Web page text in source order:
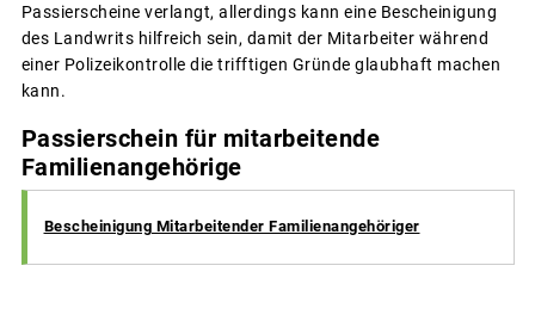
Passierscheine verlangt, allerdings kann eine Bescheinigung
des Landwrits hilfreich sein, damit der Mitarbeiter während
einer Polizeikontrolle die trifftigen Gründe glaubhaft machen
kann.
Passierschein für mitarbeitende
Familienangehörige
Bescheinigung Mitarbeitender Familienangehöriger